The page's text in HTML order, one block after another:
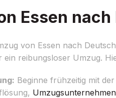
Essen
von Essen nach
ein reibungsloser Umzug.
Beginne frühzeitig mit
Umzugsunternehmen